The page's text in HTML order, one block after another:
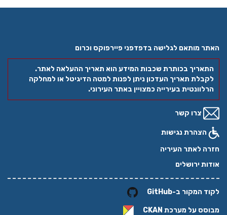
האתר מותאם לגלישה בדפדפני פיירפוקס וכרום
התאריך בכותרת שכבות המידע הוא תאריך ההעלאה לאתר.
לקבלת תאריך העדכון ניתן לפנות למטה הדיגיטל או למחלקה
הרלוונטית בעירייה כמצויין באתר העירוני.
צרו קשר
הצהרת נגישות
חזרה לאתר העיריה
אודות ירושלים
לקוד המקור ב-GitHub
מבוסס על מערכת CKAN